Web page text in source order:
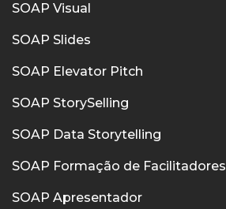
SOAP Visual
SOAP Slides
SOAP Elevator Pitch
SOAP StorySelling
SOAP Data Storytelling
SOAP Formação de Facilitadores
SOAP Apresentador